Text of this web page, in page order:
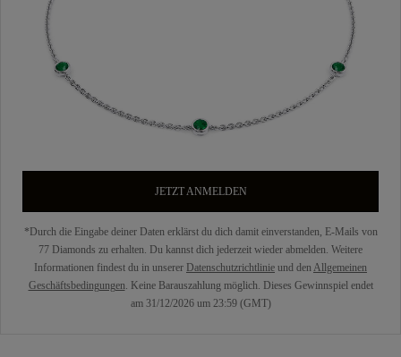
JETZT ANMELDEN
*Durch die Eingabe deiner Daten erklärst du dich damit einverstanden, E-Mails von
77 Diamonds zu erhalten. Du kannst dich jederzeit wieder abmelden. Weitere
Informationen findest du in unserer Datenschutzrichtlinie und den Allgemeinen
Geschäftsbedingungen . Keine Barauszahlung möglich. Dieses Gewinnspiel endet
am 31/12/2026 um 23:59 (GMT)